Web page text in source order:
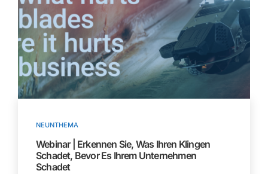
NEUNTHEMA
Webinar | Erkennen Sie, Was Ihren Klingen
Schadet, Bevor Es Ihrem Unternehmen
Schadet